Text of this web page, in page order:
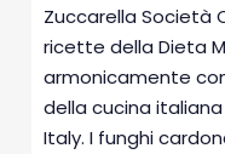
Zuccarella Società
ricette della Dieta
armonicamente
della cucina
Italy. I funghi